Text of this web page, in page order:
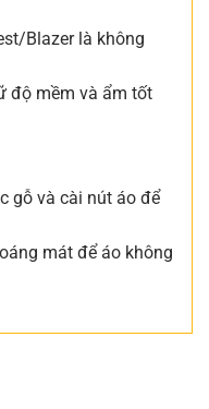
Blazer là không
độ mềm và ẩm tốt
gỗ và cài nút áo để
mát để áo không